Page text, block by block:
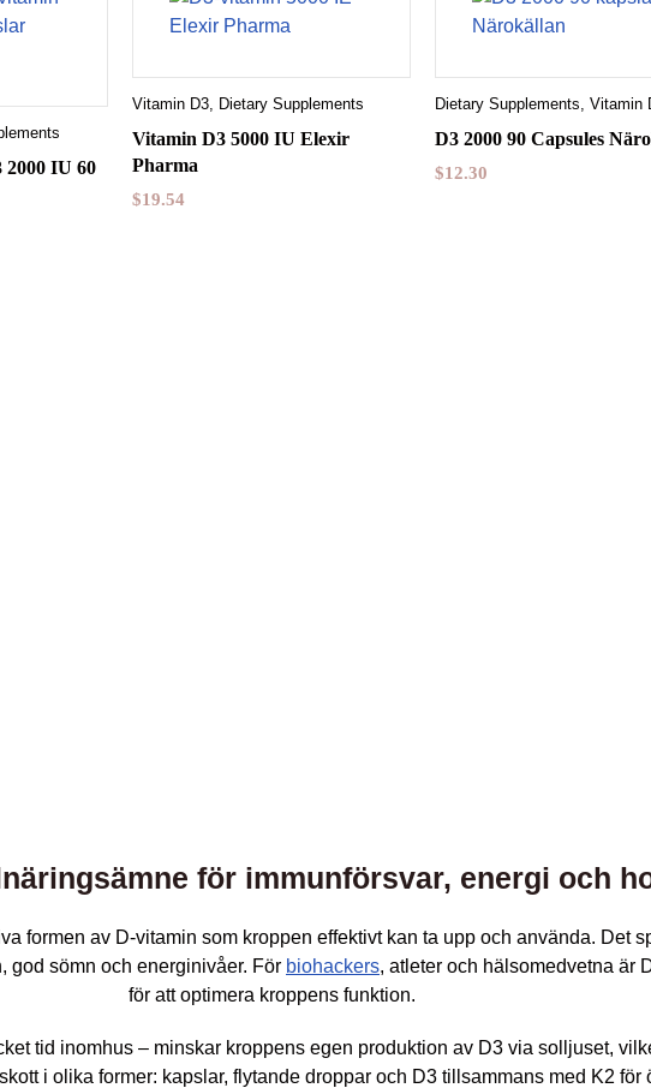
IU 60
Vitamin D3, Dietary Supplements
Vitamin D3 5000 IU Elexir
Pharma
$19.54
Dietary Supplements,Vitamin
D3 2000 90 Capsules
$12.30
för immunförsvar, energi och
formen av D-vitamin som kroppen effektivt kan ta upp och använda. Det
god sömn och energinivåer. För biohackers, atleter och hälsomedvetna är
för att optimera kroppens funktion.
tid inomhus – minskar kroppens egen produktion av D3 via solljuset,
i olika former: kapslar, flytande droppar och D3 tillsammans med K2 för